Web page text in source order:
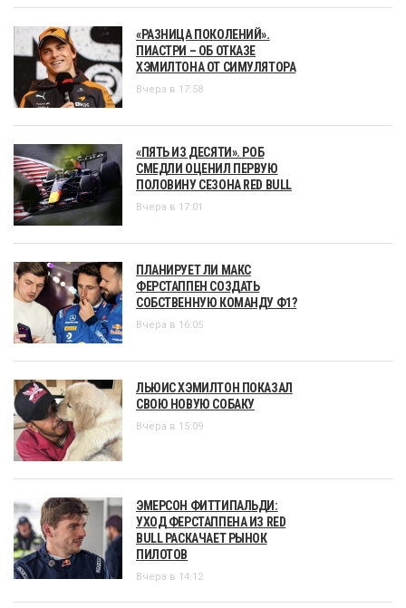
«РАЗНИЦА ПОКОЛЕНИЙ».
ПИАСТРИ – ОБ ОТКАЗЕ
ХЭМИЛТОНА ОТ СИМУЛЯТОРА
Вчера в 17:58
«ПЯТЬ ИЗ ДЕСЯТИ». РОБ
СМЕДЛИ ОЦЕНИЛ ПЕРВУЮ
ПОЛОВИНУ СЕЗОНА RED BULL
Вчера в 17:01
ПЛАНИРУЕТ ЛИ МАКС
ФЕРСТАППЕН СОЗДАТЬ
СОБСТВЕННУЮ КОМАНДУ Ф1?
Вчера в 16:05
ЛЬЮИС ХЭМИЛТОН ПОКАЗАЛ
СВОЮ НОВУЮ СОБАКУ
Вчера в 15:09
ЭМЕРСОН ФИТТИПАЛЬДИ:
УХОД ФЕРСТАППЕНА ИЗ RED
BULL РАСКАЧАЕТ РЫНОК
ПИЛОТОВ
Вчера в 14:12